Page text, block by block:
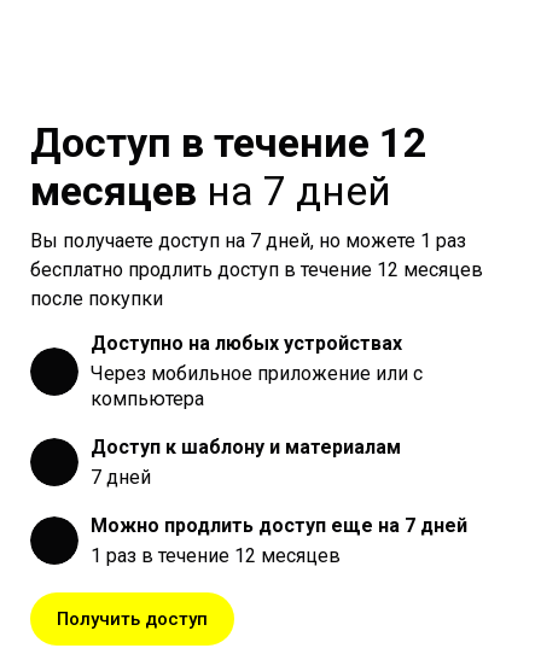
Доступ в течение 12
месяцев на 7 дней
Вы получаете доступ на 7 дней, но можете 1 раз
бесплатно продлить доступ в течение 12 месяцев
после покупки
Доступно на любых устройствах
Через мобильное приложение или с
компьютера
Доступ к шаблону и материалам
7 дней
Можно продлить доступ еще на 7 дней
1 раз в течение 12 месяцев
Получить доступ